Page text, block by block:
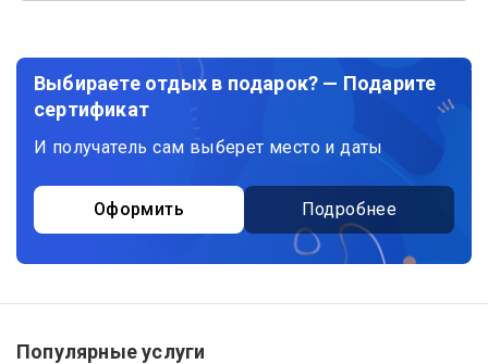
Выбираете отдых в подарок? — Подарите
сертификат
И получатель сам выберет место и даты
Оформить Подробнее
Популярные услуги